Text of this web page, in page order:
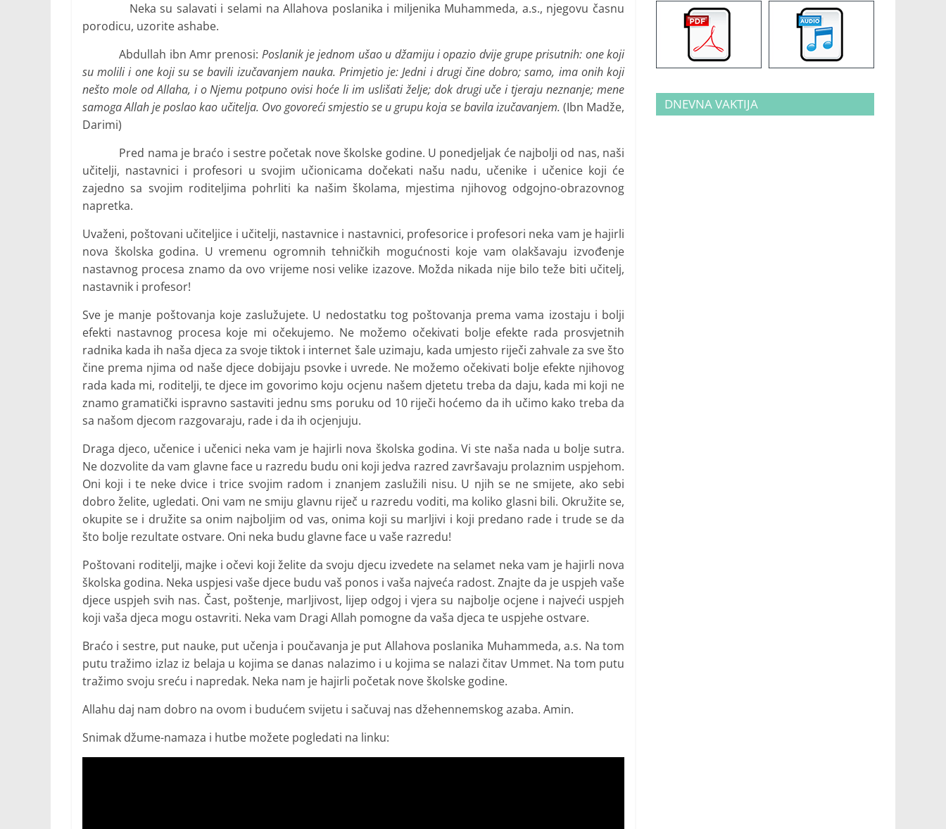
Neka su salavati i selami na Allahova poslanika i miljenika Muhammeda, a.s., njegovu časnu
porodicu, uzorite ashabe.
Abdullah ibn Amr prenosi: Poslanik je jednom ušao u džamiju i opazio dvije grupe prisutnih: one koji
su molili i one koji su se bavili izučavanjem nauka. Primjetio je: Jedni i drugi čine dobro; samo, ima onih koji
nešto mole od Allaha, i o Njemu potpuno ovisi hoće li im uslišati želje; dok drugi uče i tjeraju neznanje; mene
samoga Allah je poslao kao učitelja. Ovo govoreći smjestio se u grupu koja se bavila izučavanjem. (Ibn Madže,
Darimi)
Pred nama je braćo i sestre početak nove školske godine. U ponedjeljak će najbolji od nas, naši
učitelji, nastavnici i profesori u svojim učionicama dočekati našu nadu, učenike i učenice koji će
zajedno sa svojim roditeljima pohrliti ka našim školama, mjestima njihovog odgojno-obrazovnog
napretka.
Uvaženi, poštovani učiteljice i učitelji, nastavnice i nastavnici, profesorice i profesori neka vam je hajirli
nova školska godina. U vremenu ogromnih tehničkih mogućnosti koje vam olakšavaju izvođenje
nastavnog procesa znamo da ovo vrijeme nosi velike izazove. Možda nikada nije bilo teže biti učitelj,
nastavnik i profesor!
Sve je manje poštovanja koje zaslužujete. U nedostatku tog poštovanja prema vama izostaju i bolji
efekti nastavnog procesa koje mi očekujemo. Ne možemo očekivati bolje efekte rada prosvjetnih
radnika kada ih naša djeca za svoje tiktok i internet šale uzimaju, kada umjesto riječi zahvale za sve što
čine prema njima od naše djece dobijaju psovke i uvrede. Ne možemo očekivati bolje efekte njihovog
rada kada mi, roditelji, te djece im govorimo koju ocjenu našem djetetu treba da daju, kada mi koji ne
znamo gramatički ispravno sastaviti jednu sms poruku od 10 riječi hoćemo da ih učimo kako treba da
sa našom djecom razgovaraju, rade i da ih ocjenjuju.
Draga djeco, učenice i učenici neka vam je hajirli nova školska godina. Vi ste naša nada u bolje sutra.
Ne dozvolite da vam glavne face u razredu budu oni koji jedva razred završavaju prolaznim uspjehom.
Oni koji i te neke dvice i trice svojim radom i znanjem zaslužili nisu. U njih se ne smijete, ako sebi
dobro želite, ugledati. Oni vam ne smiju glavnu riječ u razredu voditi, ma koliko glasni bili. Okružite se,
okupite se i družite sa onim najboljim od vas, onima koji su marljivi i koji predano rade i trude se da
što bolje rezultate ostvare. Oni neka budu glavne face u vaše razredu!
Poštovani roditelji, majke i očevi koji želite da svoju djecu izvedete na selamet neka vam je hajirli nova
školska godina. Neka uspjesi vaše djece budu vaš ponos i vaša najveća radost. Znajte da je uspjeh vaše
djece uspjeh svih nas. Čast, poštenje, marljivost, lijep odgoj i vjera su najbolje ocjene i najveći uspjeh
koji vaša djeca mogu ostavriti. Neka vam Dragi Allah pomogne da vaša djeca te uspjehe ostvare.
Braćo i sestre, put nauke, put učenja i poučavanja je put Allahova poslanika Muhammeda, a.s. Na tom
putu tražimo izlaz iz belaja u kojima se danas nalazimo i u kojima se nalazi čitav Ummet. Na tom putu
tražimo svoju sreću i napredak. Neka nam je hajirli početak nove školske godine.
Allahu daj nam dobro na ovom i budućem svijetu i sačuvaj nas džehennemskog azaba. Amin.
Snimak džume-namaza i hutbe možete pogledati na linku:
DNEVNA VAKTIJA